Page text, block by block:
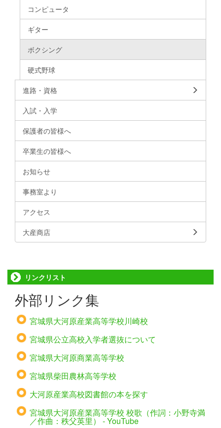
コンピュータ
ギター
ボクシング
硬式野球
進路・資格
入試・入学
保護者の皆様へ
卒業生の皆様へ
お知らせ
事務室より
アクセス
大産商店
リンクリスト
外部リンク集
宮城県大河原産業高等学校川崎校
宮城県公立高校入学者選抜について
宮城県大河原商業高等学校
宮城県柴田農林高等学校
大河原産業高校図書館の本を探す
宮城県大河原産業高等学校 校歌（作詞：小野寺満
／作曲：秩父英里） - YouTube